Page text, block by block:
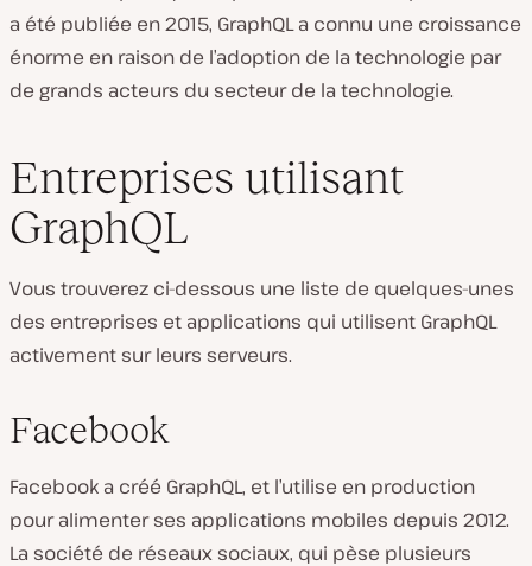
a été publiée en 2015, GraphQL a connu une croissance
énorme en raison de l’adoption de la technologie par
de grands acteurs du secteur de la technologie.
Entreprises utilisant
GraphQL
Vous trouverez ci-dessous une liste de quelques-unes
des entreprises et applications qui utilisent GraphQL
activement sur leurs serveurs.
Facebook
Facebook a créé GraphQL, et l’utilise en production
pour alimenter ses applications mobiles depuis 2012.
La société de réseaux sociaux, qui pèse plusieurs